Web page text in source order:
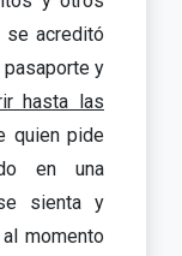
se acreditó
y
hasta las
quien pide
en una
sienta y
momento